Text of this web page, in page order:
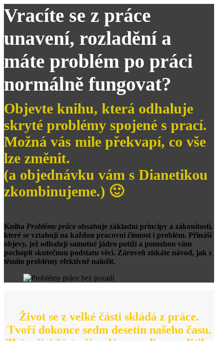
Vracíte se z práce
unavení, rozladění a
máte problém po práci
normálně fungovat?
Objevte knihu, která odhaluje
skryté problémy spojené s prací.
Možná vás mile překvapí, co vše
lze změnit.
(a objednávku vám s Dianetikou
zkombinujeme.) 🙂
Kniha Problémy práce obsahuje základní principy a zákonitosti,
které se vztahují na každou pracovní činnost i problém. Přináší
objevy, jež odhalují samotné jádro potíží a pomohou vám
pochopit skutečnou podstatu věci. Zároveň získáte návod, jak s
těmito problémy efektivně naložit.
Život se z velké části skládá z práce.
Tvoří dokonce sedm desetin našeho času.